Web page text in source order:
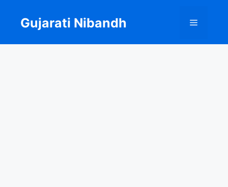
content
Gujarati Nibandh Menu